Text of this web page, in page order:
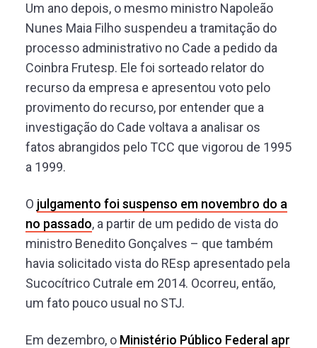
Um ano depois, o mesmo ministro Napoleão
Nunes Maia Filho suspendeu a tramitação do
processo administrativo no Cade a pedido da
Coinbra Frutesp. Ele foi sorteado relator do
recurso da empresa e apresentou voto pelo
provimento do recurso, por entender que a
investigação do Cade voltava a analisar os
fatos abrangidos pelo TCC que vigorou de 1995
a 1999.
O julgamento foi suspenso em novembro do a
no passado, a partir de um pedido de vista do
ministro Benedito Gonçalves – que também
havia solicitado vista do REsp apresentado pela
Sucocítrico Cutrale em 2014. Ocorreu, então,
um fato pouco usual no STJ.
Em dezembro, o Ministério Público Federal apr